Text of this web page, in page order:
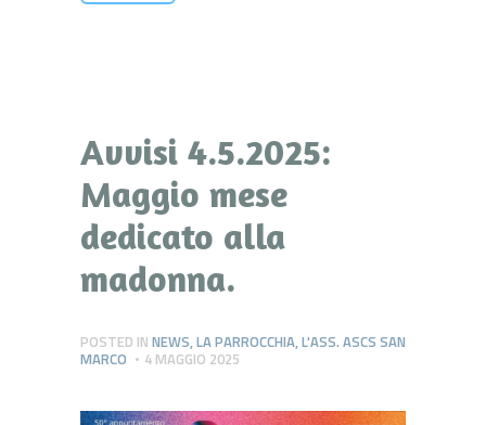
Avvisi 4.5.2025:
Maggio mese
dedicato alla
madonna.
POSTED IN NEWS,LA PARROCCHIA,L'ASS. ASCS SAN
MARCO
4 MAGGIO 2025